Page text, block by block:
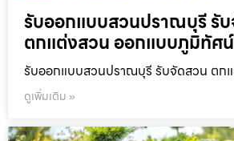
รับออกแบบสวนปราณบุรี รั
ตกแต่งสวน ออกแบบภูมิทัศ
รับออกแบบสวนปราณบุรี รับจัดสวน ตก
ดูเพิ่มเติม »